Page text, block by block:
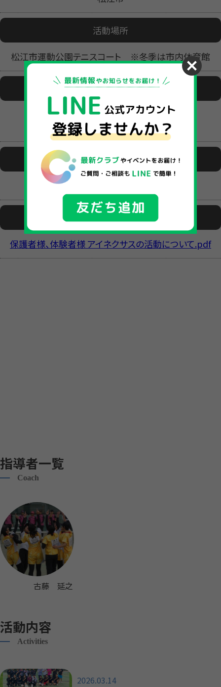
活動場所
松江市運動公園テニスコート ※冬季は市内体育館
活動日時
（月・水・金）19:00～21:00
（土または日）13:00～16:00
ファイル1
ファイル2
保護者様、体験者様 アイネクサスの活動について.pdf
指導者一覧
Coach
古藤 延之
活動内容
Activities
2026.03.14